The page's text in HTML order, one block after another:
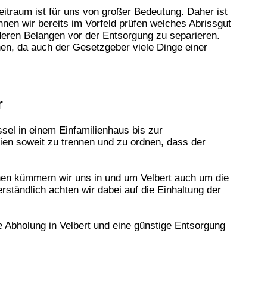
ist für uns von großer Bedeutung. Daher ist
wir bereits im Vorfeld prüfen welches Abrissgut
Belangen vor der Entsorgung zu separieren.
da auch der Gesetzgeber viele Dinge einer
in einem Einfamilienhaus bis zur
soweit zu trennen und zu ordnen, dass der
kümmern wir uns in und um Velbert auch um die
achten wir dabei auf die Einhaltung der
in Velbert und eine günstige Entsorgung